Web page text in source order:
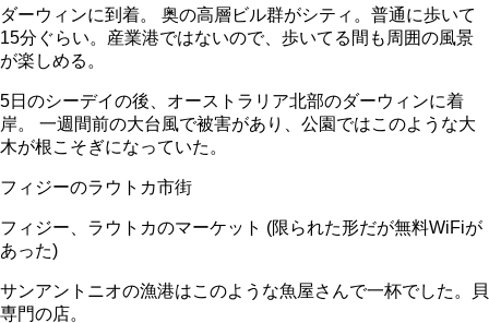
ダーウィンに到着。 奥の高層ビル群がシティ。普通に歩いて
15分ぐらい。産業港ではないので、歩いてる間も周囲の風景
が楽しめる。
5日のシーデイの後、オーストラリア北部のダーウィンに着
岸。 一週間前の大台風で被害があり、公園ではこのような大
木が根こそぎになっていた。
フィジーのラウトカ市街
フィジー、ラウトカのマーケット (限られた形だが無料WiFiが
あった)
サンアントニオの漁港はこのような魚屋さんで一杯でした。貝
専門の店。